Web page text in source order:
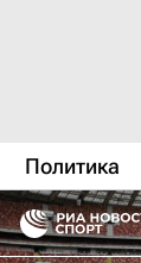
Политика